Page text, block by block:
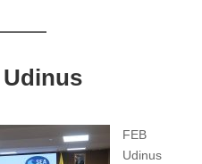
FEB
Udinus